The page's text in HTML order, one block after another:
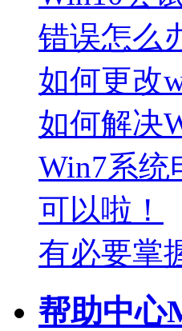
错误怎么
如何更改
如何解决
Win7系统
可以啦！
有必要掌
帮助中心